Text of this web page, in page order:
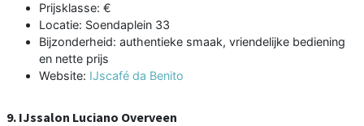
Prijsklasse: €
Locatie: Soendaplein 33
Bijzonderheid: authentieke smaak, vriendelijke bediening
en nette prijs
Website: IJscafé da Benito
9. IJssalon Luciano Overveen